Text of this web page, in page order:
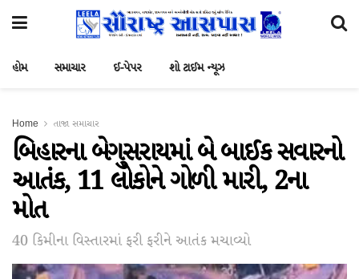
હોમ સમાચાર ઈ-પેપર શો ટાઈમ ન્યૂઝ
Home તાજા સમાચાર
બિહારના બેગુસરાયમાં બે બાઈક સવારનો
આતંક, 11 લોકોને ગોળી મારી, 2ના
મોત
40 કિમીના વિસ્તારમાં ફરી ફરીને આતંક મચાવ્યો